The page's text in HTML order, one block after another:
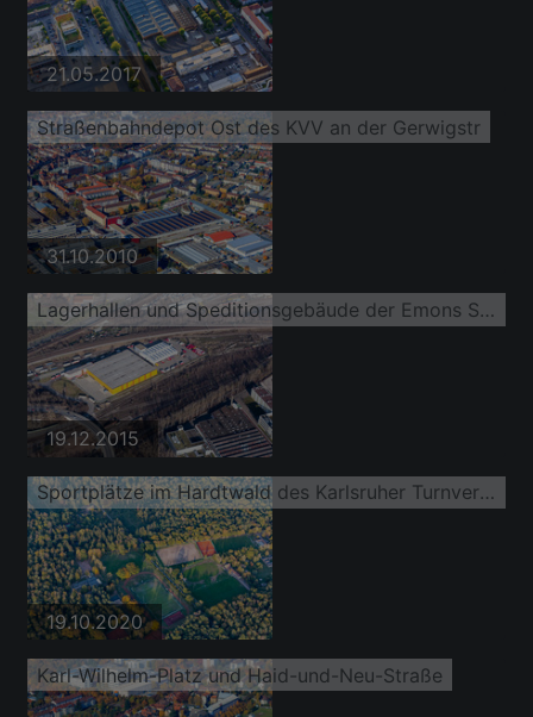
21.05.2017
Straßenbahndepot Ost des KVV an der Gerwigstr
31.10.2010
Lagerhallen und Speditionsgebäude der Emons Spedition GmbH und des DM Logistikzentrum am Güterbahnhof
19.12.2015
Sportplätze im Hardtwald des Karlsruher Turnverein 1846, des DJK Karlsruhe Ost 1912 und des FC Fackel Karlsruhe eV
19.10.2020
Karl-Wilhelm-Platz und Haid-und-Neu-Straße